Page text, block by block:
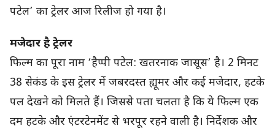
पटेल’ का ट्रेलर आज रिलीज हो गया है।
मजेदार है ट्रेलर
फिल्म का पूरा नाम ‘हैप्पी पटेल: खतरनाक जासूस’ है। 2 मिनट
38 सेकंड के इस ट्रेलर में जबरदस्त ह्यूमर और कई मजेदार, हटके
पल देखने को मिलते हैं। जिससे पता चलता है कि ये फिल्म एक
दम हटके और एंटरटेनमेंट से भरपूर रहने वाली है। निर्देशक और